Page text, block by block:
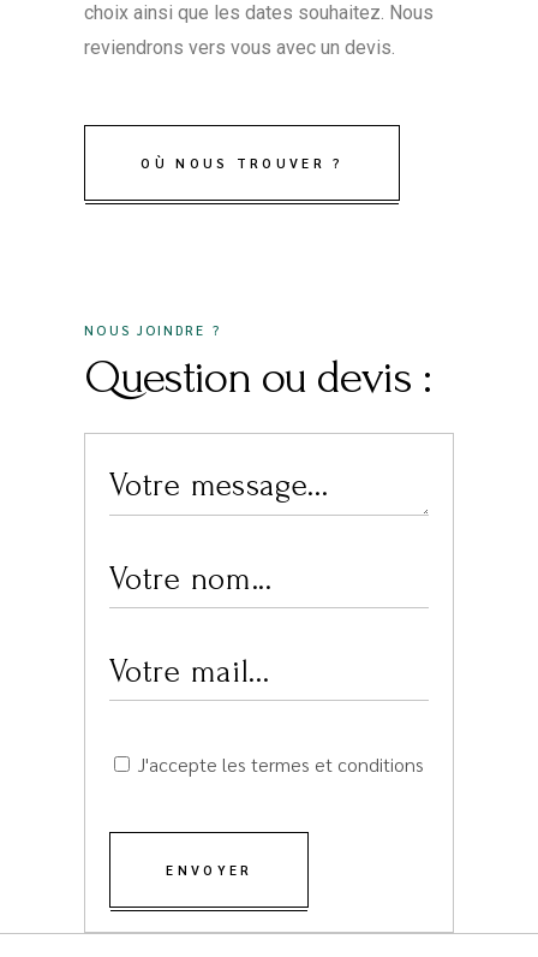
choix ainsi que les dates souhaitez. Nous
reviendrons vers vous avec un devis.
OÙ NOUS TROUVER ?
NOUS JOINDRE ?
Question ou devis :
J'accepte les termes et conditions
ENVOYER